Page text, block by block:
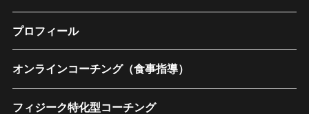
プロフィール
オンラインコーチング（食事指導）
フィジーク特化型コーチング